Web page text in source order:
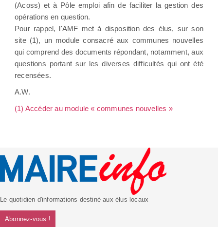
(Acoss) et à Pôle emploi afin de faciliter la gestion des
opérations en question.
Pour rappel, l'AMF met à disposition des élus, sur son
site (1), un module consacré aux communes nouvelles
qui comprend des documents répondant, notamment, aux
questions portant sur les diverses difficultés qui ont été
recensées.
A.W.
(1) Accéder au module « communes nouvelles »
Le quotidien d'informations destiné aux élus locaux
Abonnez-vous !